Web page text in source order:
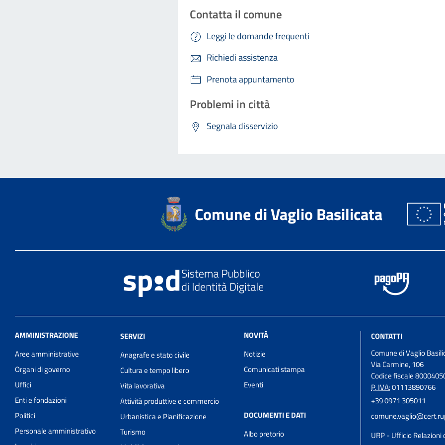
Contatta il comune
Leggi le domande frequenti
Richiedi assistenza
Prenota appuntamento
Problemi in città
Segnala disservizio
Comune di Vaglio Basilicata
AMMINISTRAZIONE
Aree amministrative
Organi di governo
Uffici
Enti e fondazioni
Politici
Personale amministrativo
SERVIZI
Anagrafe e stato civile
Cultura e tempo libero
Vita lavorativa
Attività produttive e commercio
Urbanistica e Pianificazione
Turismo
NOVITÀ
Notizie
Comunicati stampa
Eventi
DOCUMENTI E DATI
Albo pretorio
CONTATTI
Comune di Vaglio
Via Carmine, 106
Codice fiscale
P. IVA:01113890766
+39 0971 305011
URP - Ufficio Relazioni